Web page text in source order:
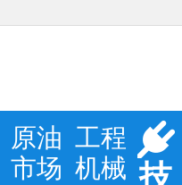
原油
市场
工程
机械 技